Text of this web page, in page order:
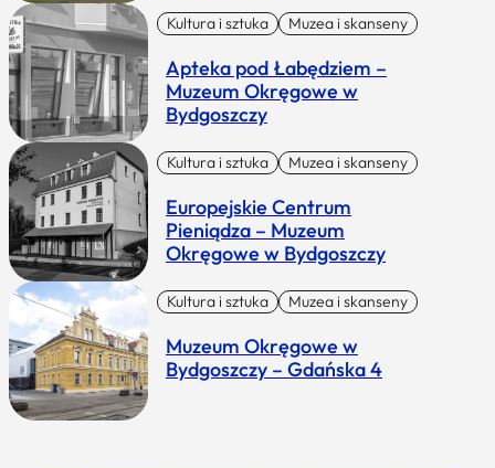
Kultura i sztuka Muzea i skanseny
Apteka pod Łabędziem –
Muzeum Okręgowe w
Bydgoszczy
Kultura i sztuka Muzea i skanseny
Europejskie Centrum
Pieniądza – Muzeum
Okręgowe w Bydgoszczy
Kultura i sztuka Muzea i skanseny
Muzeum Okręgowe w
Bydgoszczy – Gdańska 4